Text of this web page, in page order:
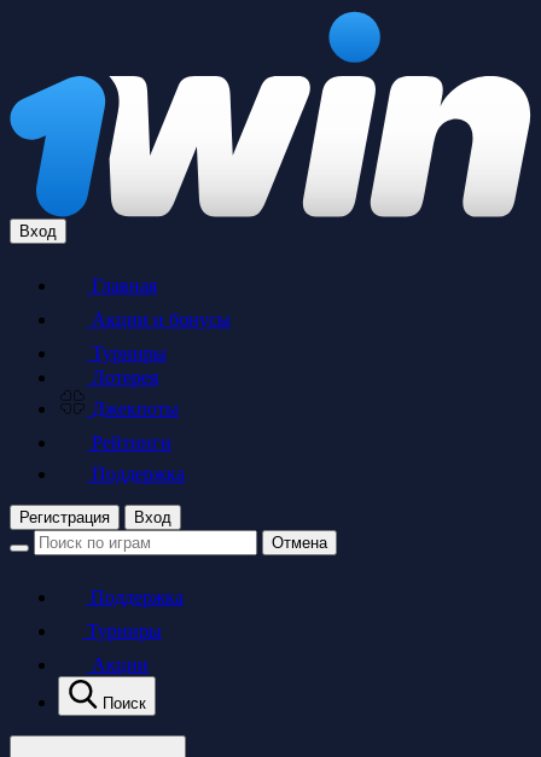
Вход
Главная
Акции и бонусы
Турниры
Лотерея
Джекпоты
Рейтинги
Поддержка
Регистрация
Вход
Отмена
Поддержка
Турниры
Акции
Поиск